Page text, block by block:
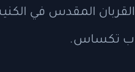
المقدس في
تكساس.